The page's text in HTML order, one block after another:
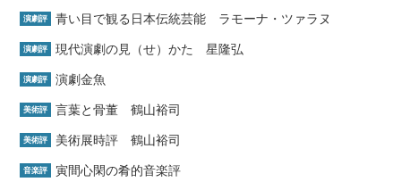
演劇評 青い目で観る日本伝統芸能 ラモーナ・ツァラヌ
演劇評 現代演劇の見（せ）かた 星隆弘
演劇評 演劇金魚
美術評 言葉と骨董 鶴山裕司
美術評 美術展時評 鶴山裕司
音楽評 寅間心閑の肴的音楽評